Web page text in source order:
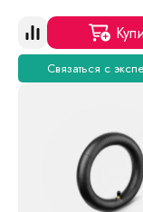
Связаться с